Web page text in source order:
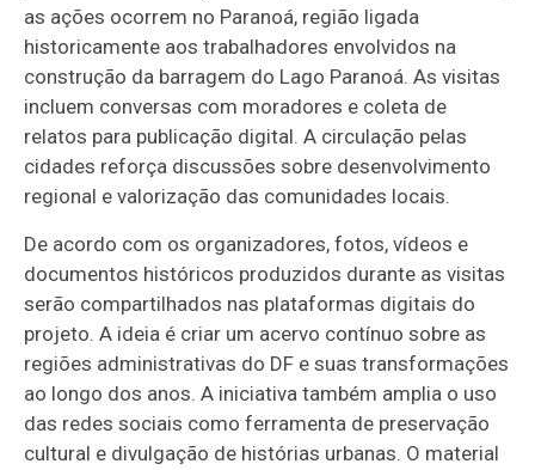
as ações ocorrem no Paranoá, região ligada
historicamente aos trabalhadores envolvidos na
construção da barragem do Lago Paranoá. As visitas
incluem conversas com moradores e coleta de
relatos para publicação digital. A circulação pelas
cidades reforça discussões sobre desenvolvimento
regional e valorização das comunidades locais.
De acordo com os organizadores, fotos, vídeos e
documentos históricos produzidos durante as visitas
serão compartilhados nas plataformas digitais do
projeto. A ideia é criar um acervo contínuo sobre as
regiões administrativas do DF e suas transformações
ao longo dos anos. A iniciativa também amplia o uso
das redes sociais como ferramenta de preservação
cultural e divulgação de histórias urbanas. O material